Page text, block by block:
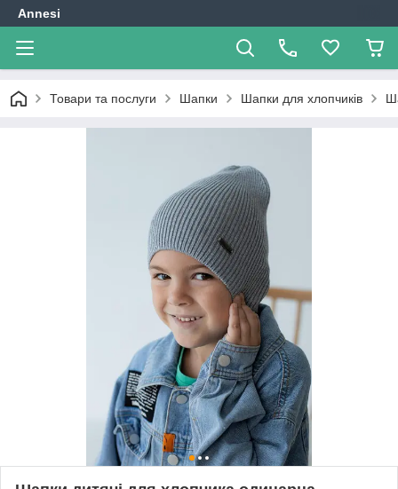
Annesi
Товари та послуги Шапки Шапки для хлопчиків